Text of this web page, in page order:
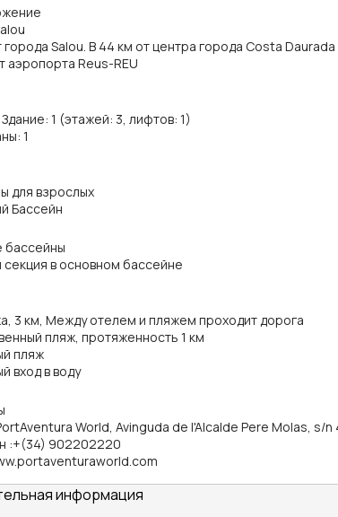
города Salou. В 44 км от центра города Costa Daurada
аэропорта Reus-REU
1 (этажей: 3, лифтов: 1)
1
для взрослых
Бассейн
бассейны
секция в основном бассейне
3 км, Между отелем и пляжем проходит дорога
пляж, протяженность 1 км
пляж
вход в воду
World, Avinguda de l'Alcalde Pere Molas, s/n
:+(34) 902202220
информация